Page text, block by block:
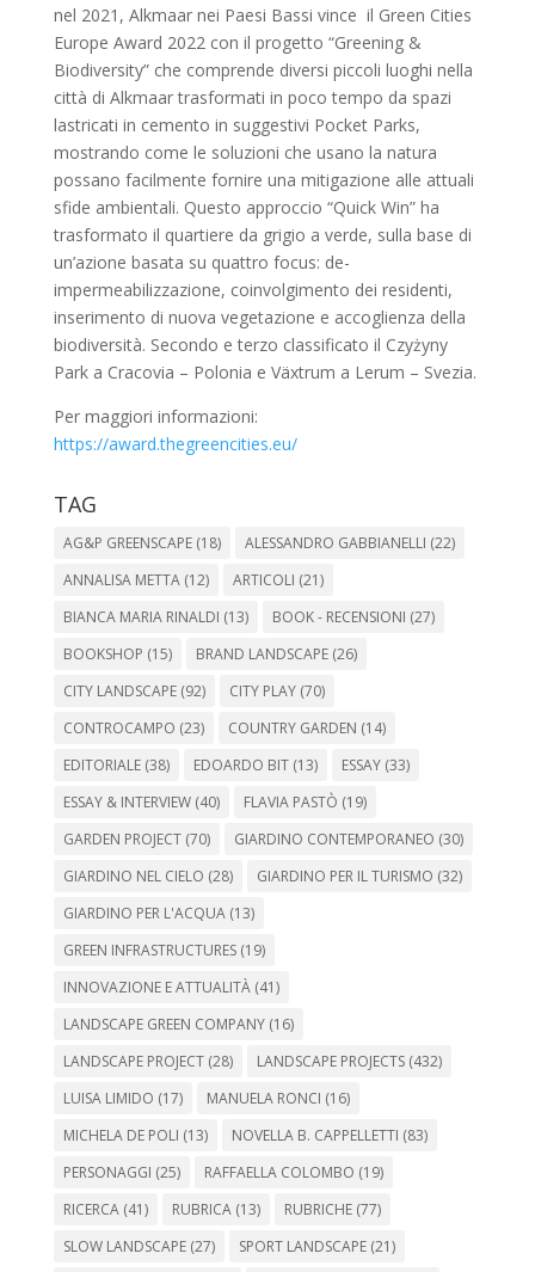
nel 2021, Alkmaar nei Paesi Bassi vince il Green Cities
Europe Award 2022 con il progetto “Greening &
Biodiversity” che comprende diversi piccoli luoghi nella
città di Alkmaar trasformati in poco tempo da spazi
lastricati in cemento in suggestivi Pocket Parks,
mostrando come le soluzioni che usano la natura
possano facilmente fornire una mitigazione alle attuali
sfide ambientali. Questo approccio “Quick Win” ha
trasformato il quartiere da grigio a verde, sulla base di
un’azione basata su quattro focus: de-
impermeabilizzazione, coinvolgimento dei residenti,
inserimento di nuova vegetazione e accoglienza della
biodiversità. Secondo e terzo classificato il Czyżyny
Park a Cracovia – Polonia e Växtrum a Lerum – Svezia.
Per maggiori informazioni:
https://award.thegreencities.eu/
TAG
AG&P GREENSCAPE(18) ALESSANDRO GABBIANELLI (22)
ANNALISA METTA(12) ARTICOLI (21)
BIANCA MARIA RINALDI (13) BOOK - RECENSIONI (27)
BOOKSHOP (15) BRAND LANDSCAPE(26)
CITY LANDSCAPE(92) CITY PLAY(70)
CONTROCAMPO (23) COUNTRY GARDEN (14)
EDITORIALE(38) EDOARDO BIT(13) ESSAY(33)
ESSAY & INTERVIEW(40) FLAVIA PASTÒ (19)
GARDEN PROJECT(70) GIARDINO CONTEMPORANEO (30)
GIARDINO NEL CIELO (28) GIARDINO PER IL TURISMO (32)
GIARDINO PER L'ACQUA(13)
GREEN INFRASTRUCTURES(19)
INNOVAZIONE E ATTUALITÀ(41)
LANDSCAPE GREEN COMPANY(16)
LANDSCAPE PROJECT(28) LANDSCAPE PROJECTS(432)
LUISA LIMIDO (17) MANUELA RONCI (16)
MICHELA DE POLI (13) NOVELLA B. CAPPELLETTI (83)
PERSONAGGI (25) RAFFAELLA COLOMBO (19)
RICERCA(41) RUBRICA(13) RUBRICHE(77)
SLOW LANDSCAPE(27) SPORT LANDSCAPE(21)